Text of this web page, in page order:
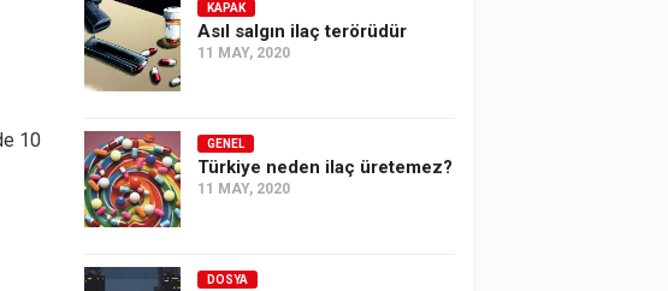
10
KAPAK
Asıl salgın ilaç terörüdür
11 MAY, 2020
GENEL
Türkiye neden ilaç üretemez?
11 MAY, 2020
DOSYA